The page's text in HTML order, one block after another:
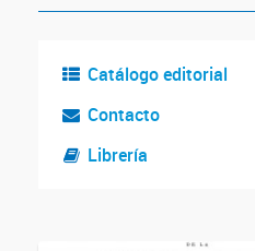
Catálogo editorial
Contacto
Librería